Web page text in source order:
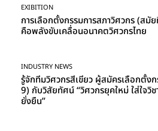
EXIBITION
การเลือกตั้งกรรมการสภาวิศวกร (ส
คือพลังขับเคลื่อนอนาคตวิศวกรไทย
INDUSTRY NEWS
รู้จักทีมวิศวกรสีเขียว ผู้สมัครเลือกตั้ง
9) กับวิสัยทัศน์ “วิศวกรยุคใหม่ ใส่ใจ
ยั่งยืน”